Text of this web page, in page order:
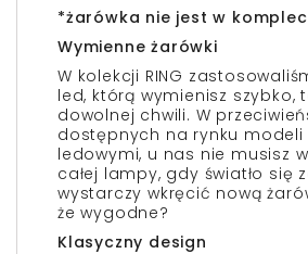
*żarówka nie jest w
Wymienne żarówki
W kolekcji RING
led, którą wymienisz szybko,
dowolnej chwili. W
dostępnych na rynku modeli
ledowymi, u nas nie musisz
całej lampy, gdy światło się
wystarczy wkręcić nową
że wygodne?
Klasyczny design